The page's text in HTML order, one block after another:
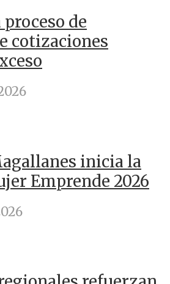
de
cotizaciones
inicia la
Emprende 2026